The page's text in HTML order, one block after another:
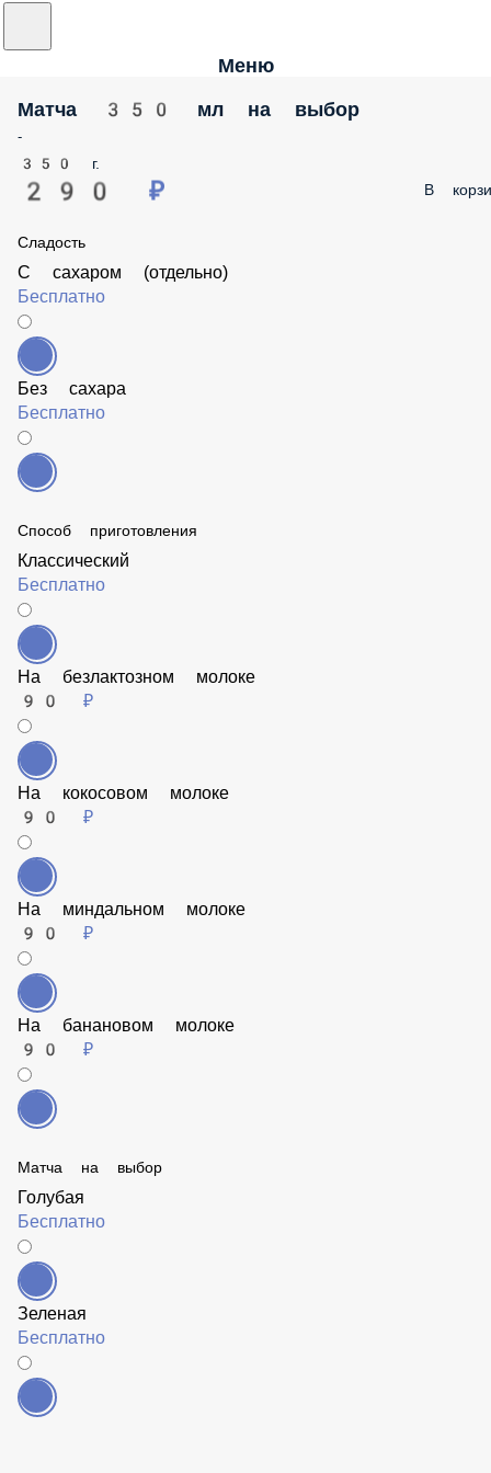
Меню
Матча 350 мл на выбор
-
350 г.
290 ₽ В
Сладость
С сахаром (отдельно)
Бесплатно
Без сахара
Способ приготовления
Бесплатно
На безлактозном молоке
90 ₽
На кокосовом молоке
90 ₽
На миндальном молоке
90 ₽
90 ₽
Матча на выбор
Голубая